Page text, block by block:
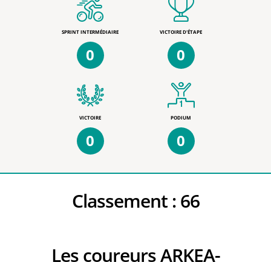
SPRINT INTERMÉDIAIRE
0
VICTOIRE D'ÉTAPE
0
VICTOIRE
0
PODIUM
0
Classement :66
Les coureurs ARKEA-